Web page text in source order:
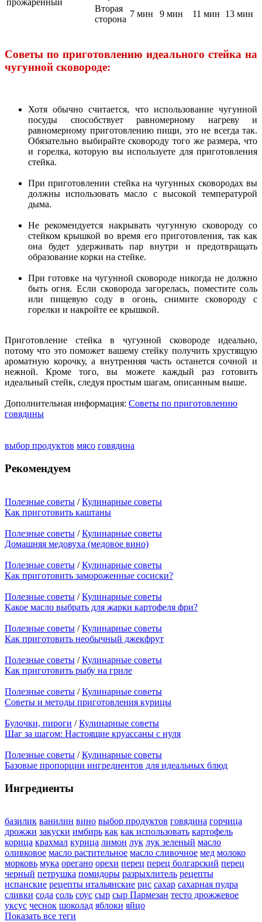
прожаренный
Вторая
сторона
7 мин 9 мин 11 мин 13 мин
Советы по приготовлению идеального стейка на
чугунной сковороде:
Хотя обычно считается, что использование чугунной
посуды способствует равномерному нагреву и
равномерному приготовлению пищи, это не всегда так.
Обязательно выбирайте сковороду того же размера, что
и горелка, которую вы используете для приготовления
стейка.
При приготовлении стейка на чугунных сковородах вы
должны использовать масло с высокой температурой
дыма.
Не рекомендуется накрывать чугунную сковороду со
стейком крышкой во время его приготовления, так как
она будет удерживать пар внутри и предотвращать
образование корки на стейке.
При готовке на чугунной сковороде никогда не должно
быть огня. Если сковорода загорелась, поместите соль
или пищевую соду в огонь, снимите сковороду с
горелки и накройте ее крышкой.
Приготовление стейка в чугунной сковороде идеально,
потому что это поможет вашему стейку получить хрустящую
ароматную корочку, а внутренняя часть останется сочной и
нежной. Кроме того, вы можете каждый раз готовить
идеальный стейк, следуя простым шагам, описанным выше.
Дополнительная информация: Советы по приготовлению
говядины
выбор продуктов мясо говядина
Рекомендуем
Полезные советы /Кулинарные советы
Как приготовить каштаны
Полезные советы /Кулинарные советы
Домашняя медовуха (медовое вино)
Полезные советы /Кулинарные советы
Как приготовить замороженные сосиски?
Полезные советы /Кулинарные советы
Какое масло выбрать для жарки картофеля фри?
Полезные советы /Кулинарные советы
Как приготовить необычный джекфрут
Полезные советы /Кулинарные советы
Как приготовить рыбу на гриле
Полезные советы /Кулинарные советы
Советы и методы приготовления курицы
Булочки, пироги /Кулинарные советы
Шаг за шагом: Настоящие круассаны с нуля
Полезные советы /Кулинарные советы
Базовые пропорции ингредиентов для идеальных блюд
Ингредиенты
базилик ванилин вино выбор продуктов говядина горчица
дрожжи закуски имбирь как как использовать картофель
корица крахмал курица лимон лук лук зеленый масло
оливковое масло растительное масло сливочное мед молоко
морковь мука орегано орехи перец перец болгарский перец
черный петрушка помидоры разрыхлитель рецепты
испанские рецепты итальянские рис сахар сахарная пудра
сливки сода соль соус сыр сыр Пармезан тесто дрожжевое
уксус чеснок шоколад яблоки яйцо
Показать все теги